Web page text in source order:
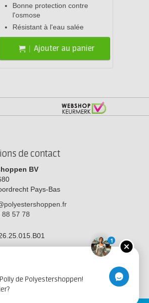
Bonne protection contre
l'osmose
Résistant à l'eau salée
Ajouter au panier
de contact
BV
Pays-Bas
88 57 78
1
de Polyestershoppen!